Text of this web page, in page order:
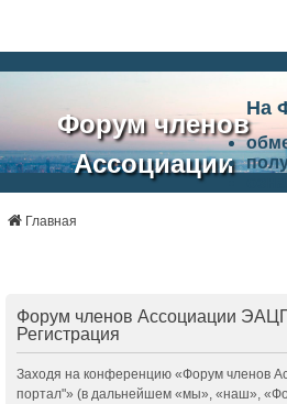
Форум членов
Ассоциации
На
Главная
Форум членов Ассоциации
Регистрация
Заходя на конференцию «Форум членов
портал"» (в дальнейшем «мы», «наш»,